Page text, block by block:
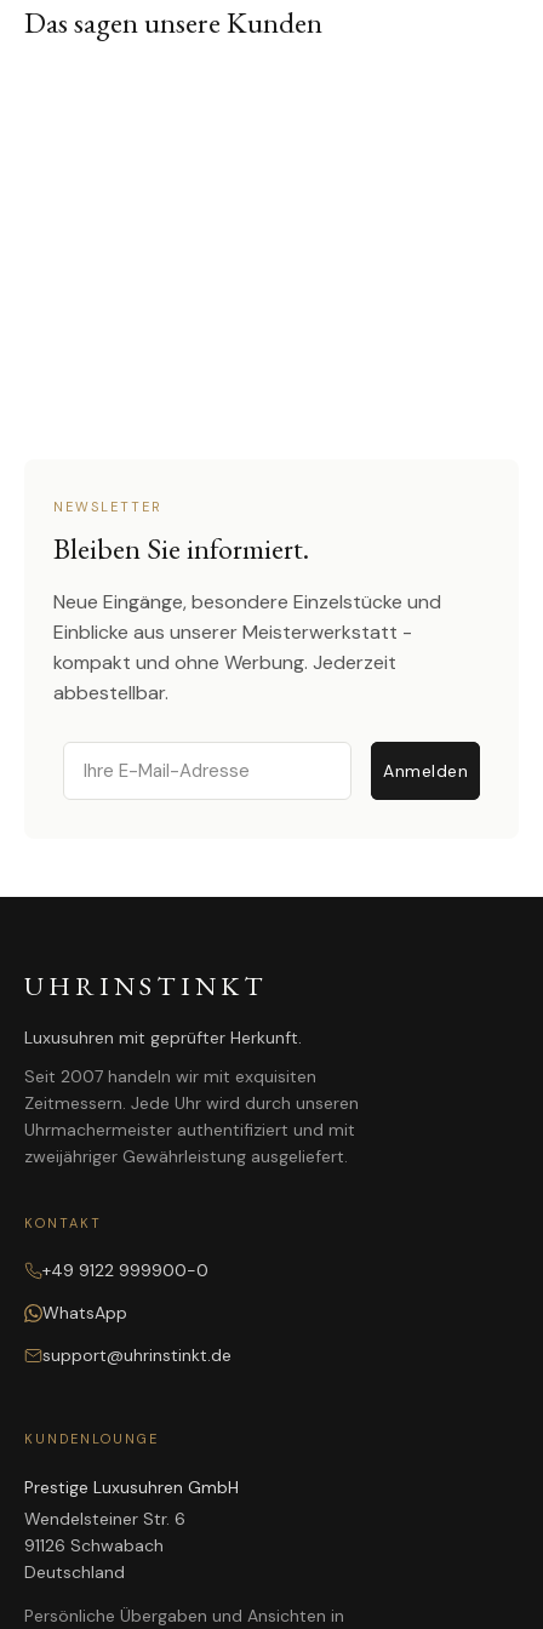
Das sagen unsere Kunden
NEWSLETTER
Bleiben Sie informiert.
Neue Eingänge, besondere Einzelstücke und
Einblicke aus unserer Meisterwerkstatt -
kompakt und ohne Werbung. Jederzeit
abbestellbar.
Email
Anmelden
UHRINSTINKT
Luxusuhren mit geprüfter Herkunft.
Seit 2007 handeln wir mit exquisiten
Zeitmessern. Jede Uhr wird durch unseren
Uhrmachermeister authentifiziert und mit
zweijähriger Gewährleistung ausgeliefert.
KONTAKT
+49 9122 999900-0
WhatsApp
support@uhrinstinkt.de
KUNDENLOUNGE
Prestige Luxusuhren GmbH
Wendelsteiner Str. 6
91126 Schwabach
Deutschland
Persönliche Übergaben und Ansichten in